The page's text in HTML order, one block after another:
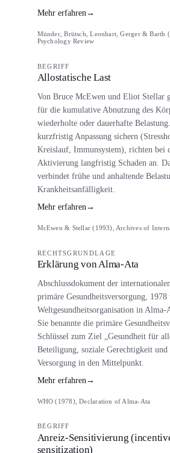
Mehr erfahren→
Münder, Brütsch, Leonhart, Gerger & Barth
Psychology Review
BEGRIFF
Allostatische Last
Von Bruce McEwen und Eliot Stellar
für die kumulative Abnutzung des
wiederholte oder dauerhafte
kurzfristig Anpassung sichern
Kreislauf, Immunsystem), richten bei
Aktivierung langfristig Schaden an.
verbindet frühe und anhaltende
Krankheitsanfälligkeit.
Mehr erfahren →
McEwen & Stellar (1993), Archives of
RECHTSGRUNDLAGE
Erklärung von Alma-Ata
Abschlussdokument der
primäre Gesundheitsversorgung, 1978
Weltgesundheitsorganisation in Alma-
Sie benannte die primäre
Schlüssel zum Ziel „Gesundheit für
Beteiligung, soziale Gerechtigkeit und
Versorgung in den Mittelpunkt.
Mehr erfahren →
WHO (1978), Declaration of Alma-Ata
BEGRIFF
Anreiz-Sensitivierung
sensitization)